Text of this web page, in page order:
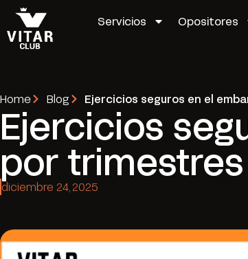
Servicios Opositores
Home Blog Ejercicios seguros en el
Ejercicios
por trimestres
diciembre 24, 2025